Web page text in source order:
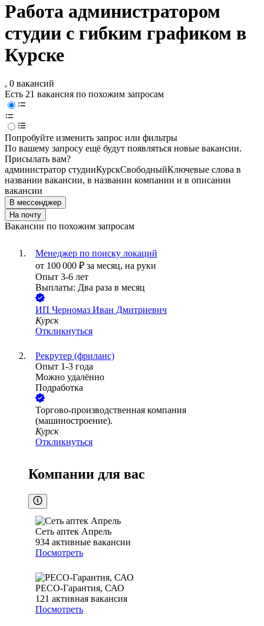
Работа администратором
студии с гибким графиком в
Курске
, 0 вакансий
Есть 21 вакансия по похожим запросам
Попробуйте изменить запрос или фильтры
По вашему запросу ещё будут появляться новые вакансии.
Присылать вам?
администратор студииКурскСвободныйКлючевые слова в
названии вакансии, в названии компании и в описании
вакансии
В мессенджер
На почту
Вакансии по похожим запросам
Менеджер по поиску локаций
от 100 000 ₽ за месяц, на руки
Опыт 3-6 лет
Выплаты: Два раза в месяц
ИП Черномаз Иван Дмитриевич
Курск
Откликнуться
Рекрутер (фриланс)
Опыт 1-3 года
Можно удалённо
Подработка
Торгово-производственная компания
(машиностроение).
Курск
Откликнуться
Компании для вас
Сеть аптек Апрель
934 активные вакансии
Посмотреть
РЕСО-Гарантия, САО
121 активная вакансия
Посмотреть